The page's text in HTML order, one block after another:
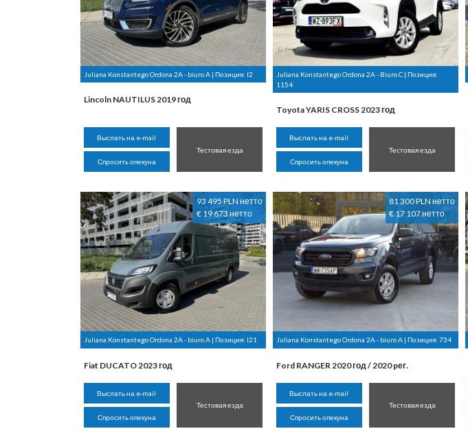
Juliana Konstantego Ordona 2A - biuro A | Позиция: I2
Lincoln NAUTILUS 2019 год
Выслать на e-mail
Спросить опекуна
Тестовая езда
Juliana Konstantego Ordona 2A - Biuro C | Позиция:
1154
Toyota YARIS CROSS 2023 год
Выслать на e-mail
Спросить опекуна
Тестовая езда
93 495 PLN нетто
€ 19 673 нетто
Juliana Konstantego Ordona 2A - biuro A | Позиция: I21
Fiat DUCATO 2023 год
Выслать на e-mail
Спросить опекуна
Тестовая езда
81 300 PLN нетто
€ 17 107 нетто
Juliana Konstantego Ordona 2A - biuro A | Позиция: 734
Ford RANGER 2020 год / 2020 pег.
Выслать на e-mail
Спросить опекуна
Тестовая езда